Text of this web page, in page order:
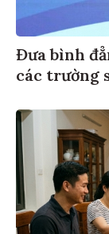
Đưa bình
các trường